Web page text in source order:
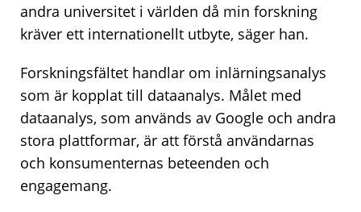
andra universitet i världen då min forskning
kräver ett internationellt utbyte, säger han.
Forskningsfältet handlar om inlärningsanalys
som är kopplat till dataanalys. Målet med
dataanalys, som används av Google och andra
stora plattformar, är att förstå användarnas
och konsumenternas beteenden och
engagemang.